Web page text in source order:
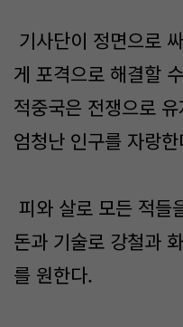
기사단이 정면으로
게 포격으로 해결할
적중국은 전쟁으로
엄청난 인구를 자랑
피와 살로 모든 적들
돈과 기술로 강철과
를 원한다.